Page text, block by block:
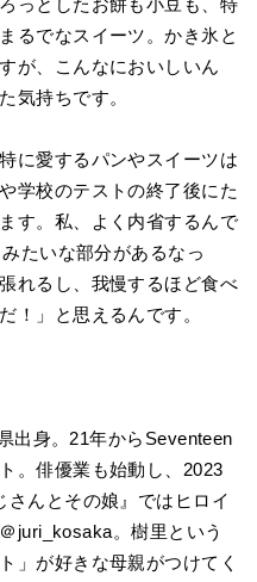
っとしたお餅も小豆も、特
るでなスイーツ。かき氷と
が、こんなにおいしいん
気持ちです。
に愛するパンやスイーツは
学校のテストの終了後にた
す。私、よく内省するんで
たいな部分があるなっ
れるし、我慢するほど食べ
！」と思えるんです。
出身。21年からSeventeen
。俳優業も始動し、2023
んとその娘』ではヒロイ
juri_kosaka。樹里という
」が好きな母親がつけてく